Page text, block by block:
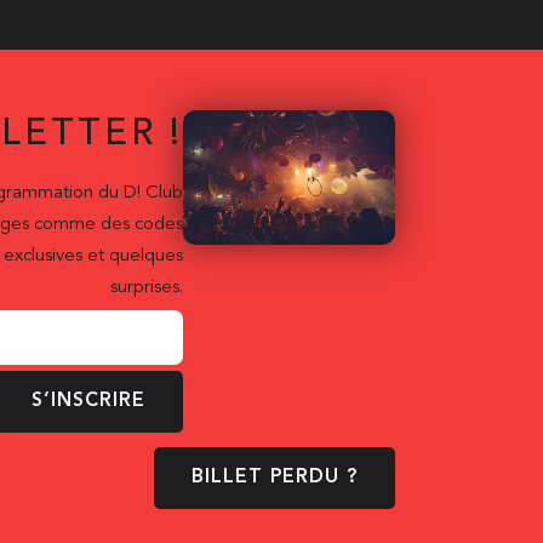
!
du D! Club
comme des codes
et quelques
surprises.
S’INSCRIRE
BILLET PERDU ?